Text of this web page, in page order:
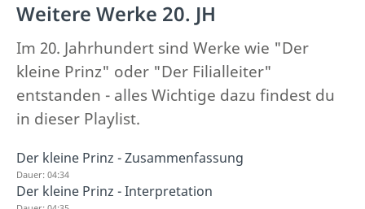
Weitere Werke 20. JH
Im 20. Jahrhundert sind Werke wie "Der
kleine Prinz" oder "Der Filialleiter"
entstanden - alles Wichtige dazu findest du
in dieser Playlist.
Der kleine Prinz - Zusammenfassung
Dauer: 04:34
Der kleine Prinz - Interpretation